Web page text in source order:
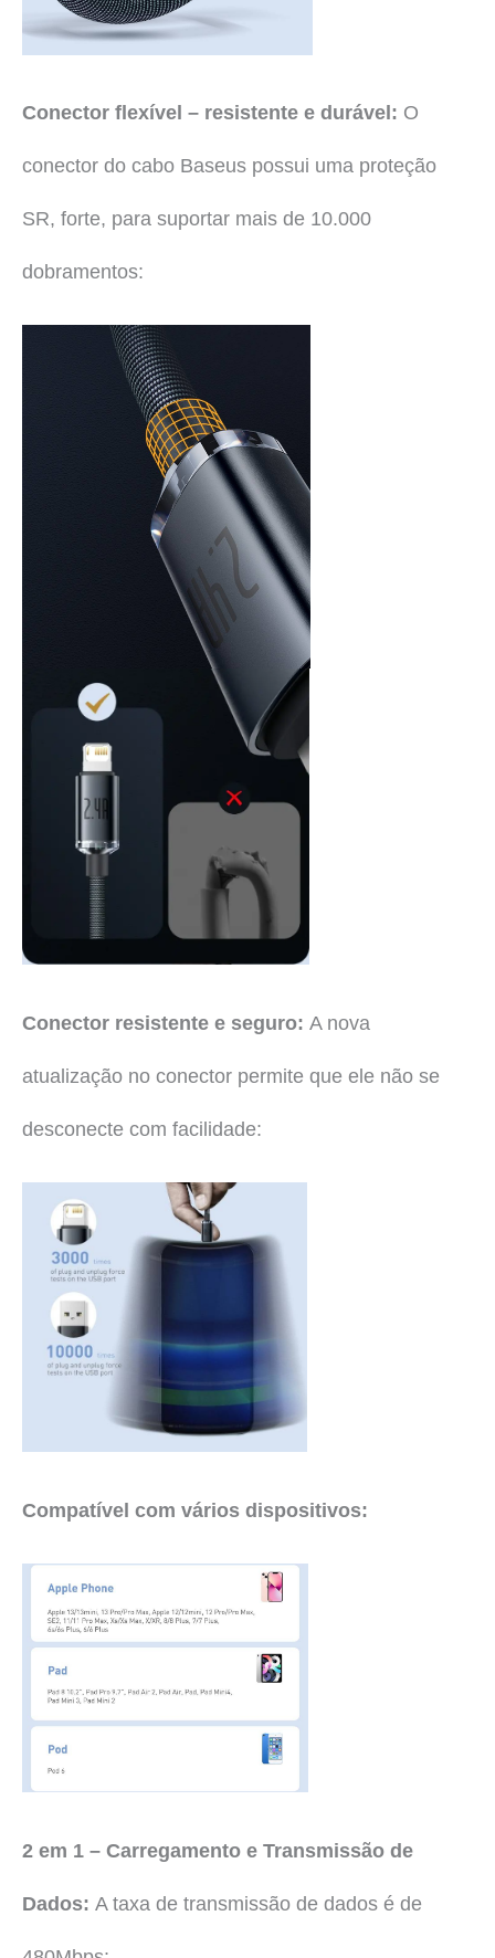
Conector flexível – resistente e durável: O
conector do cabo Baseus possui uma proteção
SR, forte, para suportar mais de 10.000
dobramentos:
Conector resistente e seguro: A nova
atualização no conector permite que ele não se
desconecte com facilidade:
Compatível com vários dispositivos:
2 em 1 – Carregamento e Transmissão de
Dados: A taxa de transmissão de dados é de